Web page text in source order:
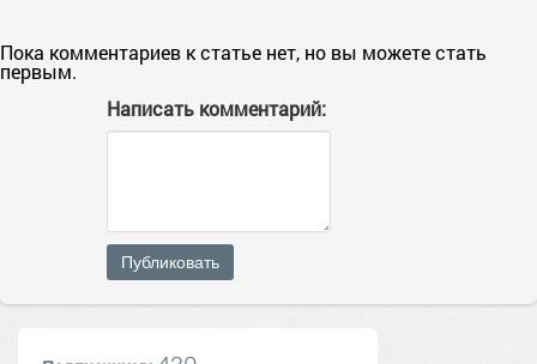
Пока комментариев к статье нет, но вы можете стать
первым.
Написать комментарий:
Публиковать